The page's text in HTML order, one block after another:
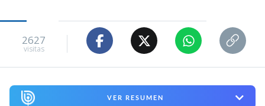
2627
visitas
VER RESUMEN